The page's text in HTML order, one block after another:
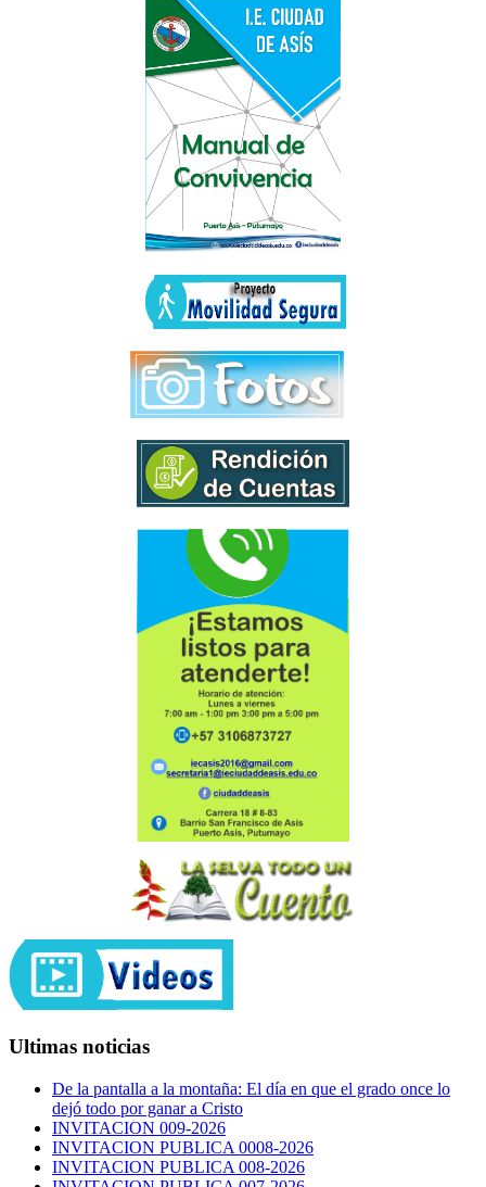
Ultimas noticias
De la pantalla a la montaña: El día en que el grado once lo
dejó todo por ganar a Cristo
INVITACION 009-2026
INVITACION PUBLICA 0008-2026
INVITACION PUBLICA 008-2026